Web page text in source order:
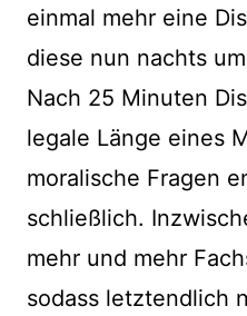
einmal mehr eine
diese nun nachts
Nach 25 Minuten
legale Länge eines
moralische Fragen
schließlich.
mehr und mehr
sodass letztendlich